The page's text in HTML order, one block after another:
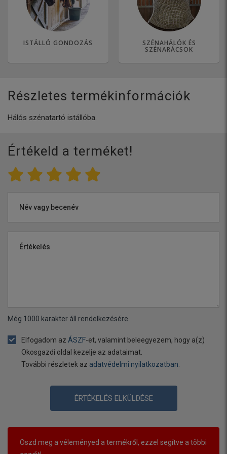
ISTÁLLÓ GONDOZÁS SZÉNAHÁLÓK ÉS
SZÉNARÁCSOK
Részletes termékinformációk
Hálós szénatartó istállóba.
Értékeld a terméket!
Név vagy becenév
Értékelés
Még 1000 karakter áll rendelkezésére
Elfogadom az ÁSZF-et, valamint beleegyezem, hogy a(z)
Okosgazdi oldal kezelje az adataimat.
További részletek az adatvédelmi nyilatkozatban.
ÉRTÉKELÉS ELKÜLDÉSE
Oszd meg a véleményed a termékről, ezzel segítve a többi